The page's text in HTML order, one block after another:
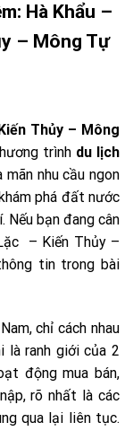
Hà Khẩu –
– Mông Tự
Thủy – Mông
trình du lịch
mãn nhu cầu ngon
phá đất nước
Nếu bạn đang cân
– Kiến Thủy –
tin trong bài
chỉ cách nhau
là ranh giới của 2
động mua bán,
rõ nhất là các
qua lại liên tục.